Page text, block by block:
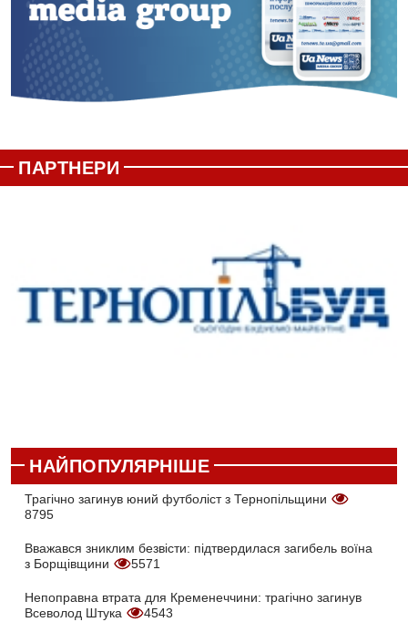
ПАРТНЕРИ
НАЙПОПУЛЯРНІШЕ
Трагічно загинув юний футболіст з Тернопільщини
8795
Вважався зниклим безвісти: підтвердилася загибель воїна
з Борщівщини
5571
Непоправна втрата для Кременеччини: трагічно загинув
Всеволод Штука
4543